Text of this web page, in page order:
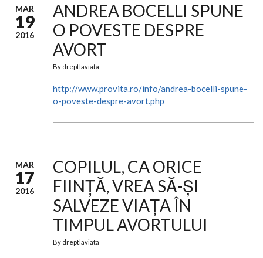
MAR
19
2016
ANDREA BOCELLI SPUNE
O POVESTE DESPRE
AVORT
By dreptlaviata
http://www.provita.ro/info/andrea-bocelli-spune-
o-poveste-despre-avort.php
MAR
17
2016
COPILUL, CA ORICE
FIINȚĂ, VREA SĂ-ȘI
SALVEZE VIAȚA ÎN
TIMPUL AVORTULUI
By dreptlaviata